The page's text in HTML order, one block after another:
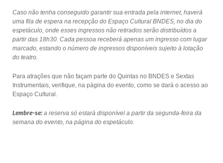
Caso não tenha conseguido garantir sua entrada pela internet, haverá
uma fila de espera na recepção do Espaço Cultural BNDES, no dia do
espetáculo, onde esses ingressos não retirados serão distribuídos a
partir das 18h30. Cada pessoa receberá apenas um ingresso com lugar
marcado, estando o número de ingressos disponíveis sujeito à lotação
do teatro.
Para atrações que não façam parte do Quintas no BNDES e Sextas
Instrumentais, verifique, na página do evento, como se dará o acesso ao
Espaço Cultural.
Lembre-se:a reserva só estará disponível a partir da segunda-feira da
semana do evento, na página do espetáculo.